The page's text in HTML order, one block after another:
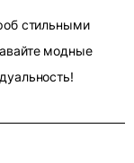
стильными
модные